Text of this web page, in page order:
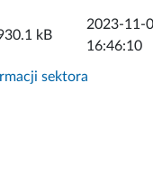
kB
2023-11-
16:46:10
sektora